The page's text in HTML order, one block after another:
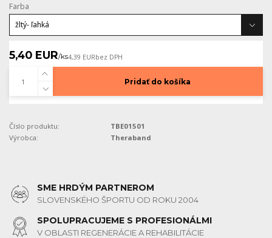
Farba
5,40 EUR/ks4,39 EURbez DPH
Pridať do košíka
Číslo produktu:
TBE01501
Výrobca:
Theraband
SME HRDÝM PARTNEROM
SLOVENSKÉHO ŠPORTU OD ROKU 2004
SPOLUPRACUJEME S PROFESIONÁLMI
V OBLASTI REGENERÁCIE A REHABILITÁCIE